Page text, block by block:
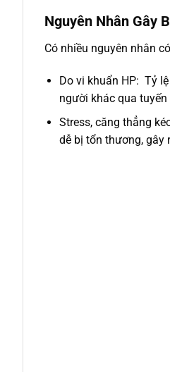
Nguyên Nhân Gây
Có nhiều nguyên nhân
Do vi khuẩn HP: Tỷ
người khác qua
Stress, căng thẳng
dễ bị tổn thương, gây